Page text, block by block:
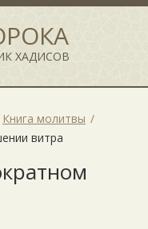
ХАДИСОВ
Книга молитвы
витра